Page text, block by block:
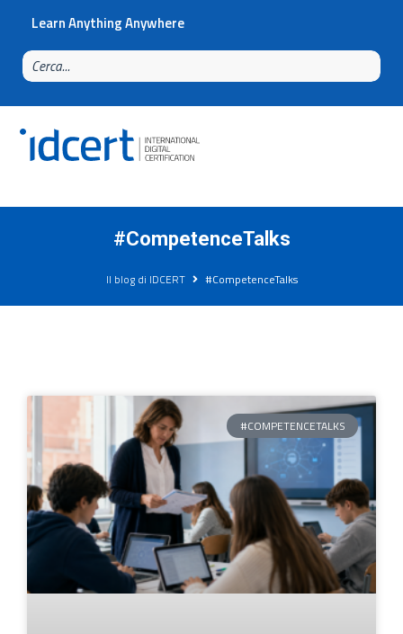
Learn Anything Anywhere
#CompetenceTalks
Il blog di IDCERT #CompetenceTalks
#COMPETENCETALKS